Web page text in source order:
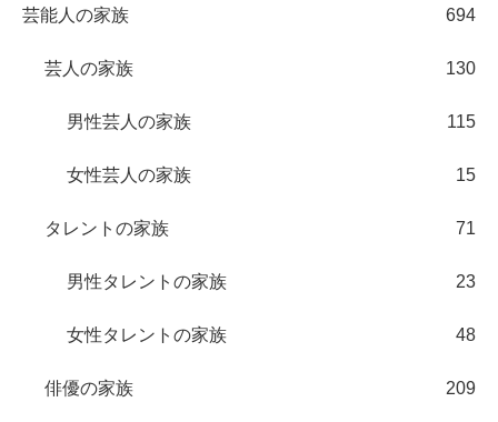
芸能人の家族 694
芸人の家族 130
男性芸人の家族 115
女性芸人の家族 15
タレントの家族 71
男性タレントの家族 23
女性タレントの家族 48
俳優の家族 209